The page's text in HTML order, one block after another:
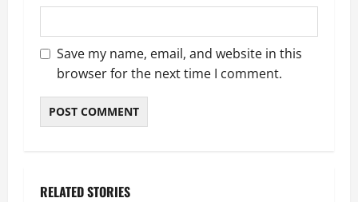
Save my name, email, and website in this
browser for the next time I comment.
RELATED STORIES